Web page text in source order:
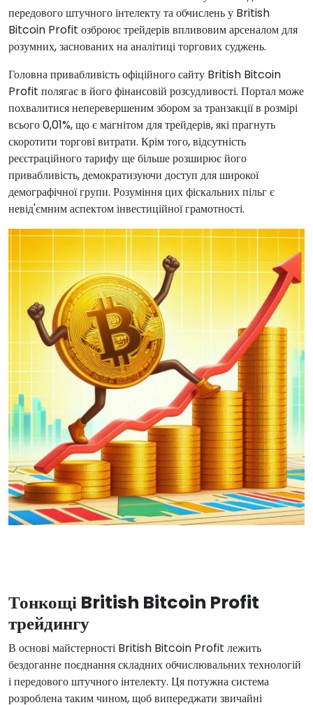
передового штучного інтелекту та обчислень у British
Bitcoin Profit озброює трейдерів впливовим арсеналом для
розумних, заснованих на аналітиці торгових суджень.
Головна привабливість офіційного сайту British Bitcoin
Profit полягає в його фінансовій розсудливості. Портал може
похвалитися неперевершеним збором за транзакції в розмірі
всього 0,01%, що є магнітом для трейдерів, які прагнуть
скоротити торгові витрати. Крім того, відсутність
реєстраційного тарифу ще більше розширює його
привабливість, демократизуючи доступ для широкої
демографічної групи. Розуміння цих фіскальних пільг є
невід'ємним аспектом інвестиційної грамотності.
Тонкощі British Bitcoin Profit
трейдингу
В основі майстерності British Bitcoin Profit лежить
бездоганне поєднання складних обчислювальних технологій
і передового штучного інтелекту. Ця потужна система
розроблена таким чином, щоб випереджати звичайні